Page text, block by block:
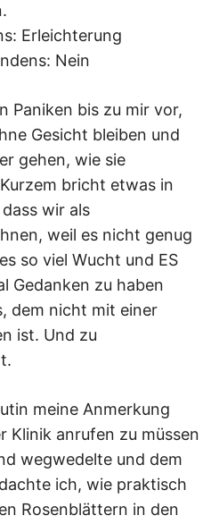
Erleichterung
Nein
Paniken bis zu mir vor,
Gesicht bleiben und
gehen, wie sie
bricht etwas in
wir als
weil es nicht genug
so viel Wucht und ES
Gedanken zu haben
dem nicht mit einer
ist. Und zu
meine Anmerkung
Klinik anrufen zu müssen
wegwedelte und dem
ich, wie praktisch
Rosenblättern in den